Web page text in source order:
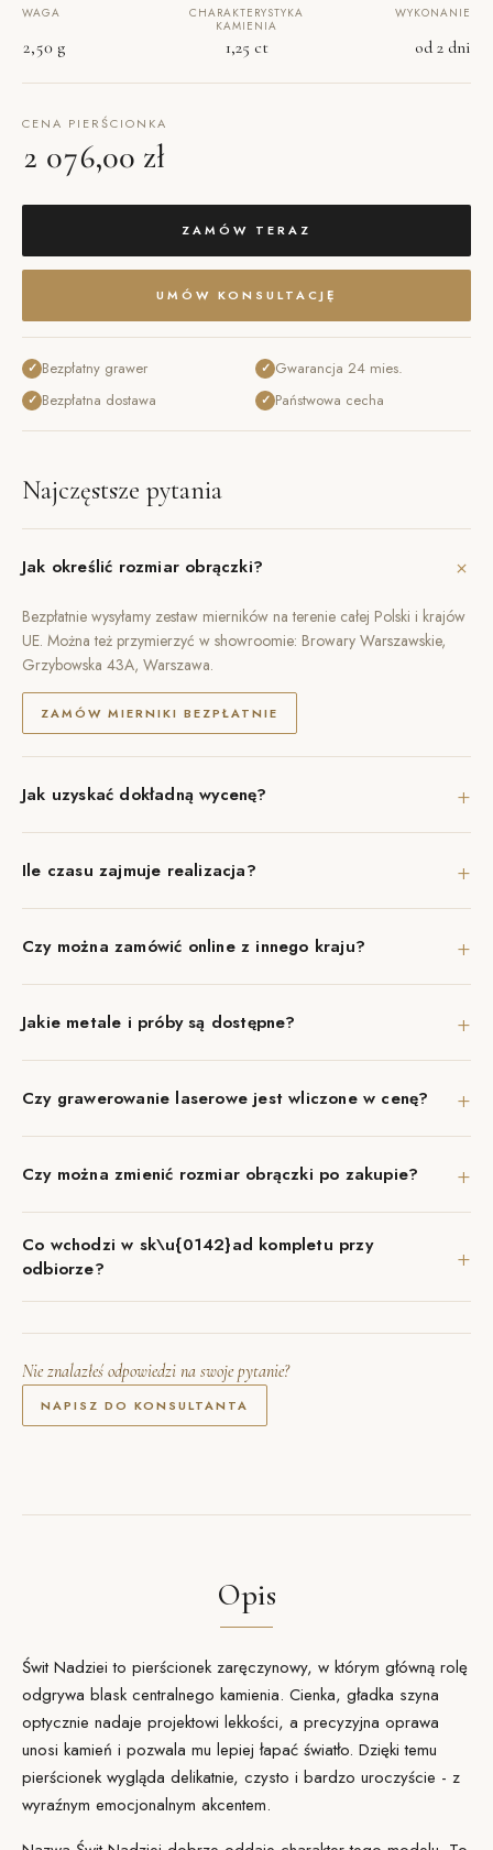
WAGA
2,50 g
CHARAKTERYSTYKA
KAMIENIA
1,25 ct
WYKONANIE
od 2 dni
CENA PIERŚCIONKA
2 076,00 zł
ZAMÓW TERAZ
UMÓW KONSULTACJĘ
✓ Bezpłatny grawer
✓ Bezpłatna dostawa
✓ Gwarancja 24 mies.
✓ Państwowa cecha
Najczęstsze pytania
Jak określić rozmiar obrączki? +
Bezpłatnie wysyłamy zestaw mierników na terenie całej Polski i krajów
UE. Można też przymierzyć w showroomie: Browary Warszawskie,
Grzybowska 43A, Warszawa.
ZAMÓW MIERNIKI BEZPŁATNIE
Jak uzyskać dokładną wycenę? +
Ile czasu zajmuje realizacja? +
Czy można zamówić online z innego kraju? +
Jakie metale i próby są dostępne? +
Czy grawerowanie laserowe jest wliczone w cenę? +
Czy można zmienić rozmiar obrączki po zakupie? +
Co wchodzi w sk\u{0142}ad kompletu przy
odbiorze?
+
Nie znalazłeś odpowiedzi na swoje pytanie?
NAPISZ DO KONSULTANTA
Opis
Świt Nadziei to pierścionek zaręczynowy, w którym główną rolę
odgrywa blask centralnego kamienia. Cienka, gładka szyna
optycznie nadaje projektowi lekkości, a precyzyjna oprawa
unosi kamień i pozwala mu lepiej łapać światło. Dzięki temu
pierścionek wygląda delikatnie, czysto i bardzo uroczyście - z
wyraźnym emocjonalnym akcentem.